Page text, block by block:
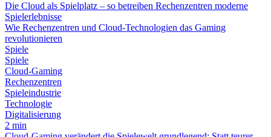
Die Cloud als Spielplatz – so betreiben Rechenzentren moderne
Spielerlebnisse
Wie Rechenzentren und Cloud-Technologien das Gaming
revolutionieren
Spiele
Spiele
Cloud-Gaming
Rechenzentren
Spieleindustrie
Technologie
Digitalisierung
2 min